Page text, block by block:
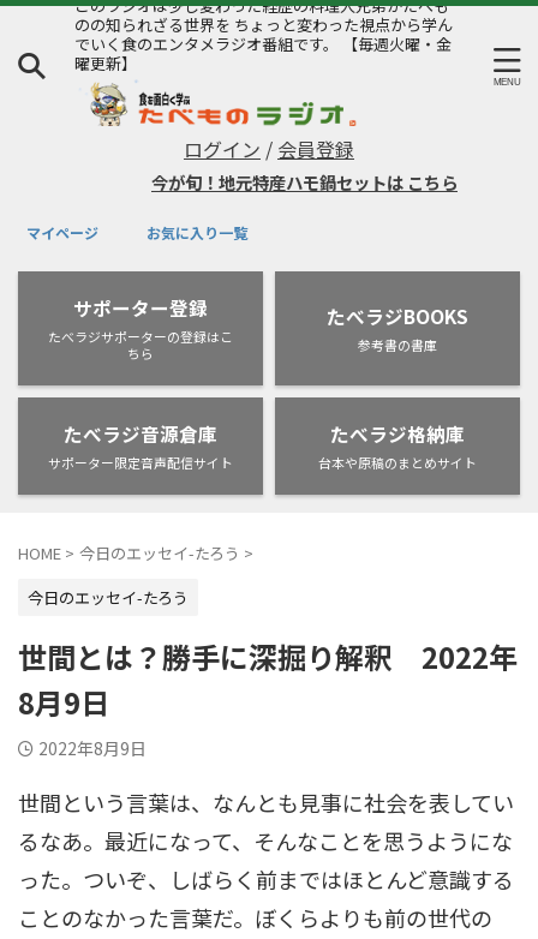
このラジオは少し変わった経歴の料理人兄弟がたべも
のの知られざる世界を ちょっと変わった視点から学ん
でいく食のエンタメラジオ番組です。 【毎週火曜・金
曜更新】
ログイン / 会員登録
今が旬！地元特産ハモ鍋セットは こちら
マイページ お気に入り一覧
サポーター登録
たべラジサポーターの登録はこ
ちら
たべラジBOOKS
参考書の書庫
たべラジ音源倉庫
サポーター限定音声配信サイト
たべラジ格納庫
台本や原稿のまとめサイト
HOME > 今日のエッセイ-たろう >
今日のエッセイ-たろう
世間とは？勝手に深掘り解釈 2022年
8月9日
2022年8月9日
世間という言葉は、なんとも見事に社会を表してい
るなあ。最近になって、そんなことを思うようにな
った。ついぞ、しばらく前まではほとんど意識する
ことのなかった言葉だ。ぼくらよりも前の世代の